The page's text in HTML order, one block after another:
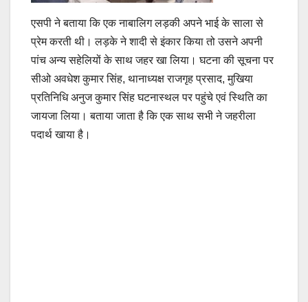
एसपी ने बताया कि एक नाबालिग लड़की अपने भाई के साला से
प्रेम करती थी। लड़के ने शादी से इंकार किया तो उसने अपनी
पांच अन्य सहेलियों के साथ जहर खा लिया। घटना की सूचना पर
सीओ अवधेश कुमार सिंह, थानाध्यक्ष राजगृह प्रसाद, मुखिया
प्रतिनिधि अनुज कुमार सिंह घटनास्थल पर पहुंचे एवं स्थिति का
जायजा लिया। बताया जाता है कि एक साथ सभी ने जहरीला
पदार्थ खाया है।